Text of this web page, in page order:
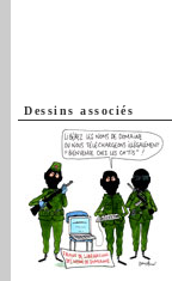
Dessins associés